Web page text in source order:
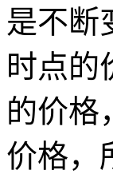
是不断
时点的
的价格
价格，